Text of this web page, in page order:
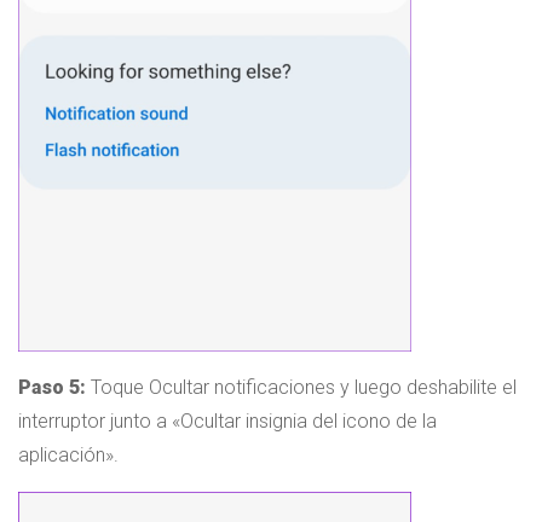
Paso 5: Toque Ocultar notificaciones y luego deshabilite el
interruptor junto a «Ocultar insignia del icono de la
aplicación».